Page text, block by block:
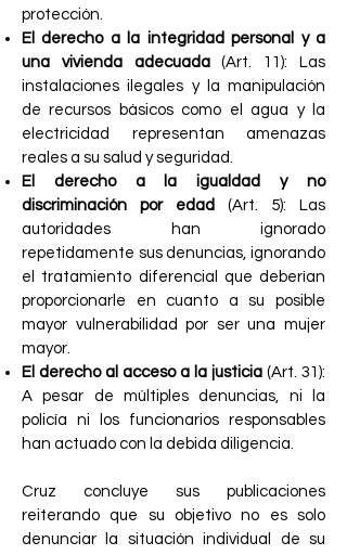
protección.
El derecho a la integridad personal y a
una vivienda adecuada(Art. 11): Las
instalaciones ilegales y la manipulación
de recursos básicos como el agua y la
electricidad representan amenazas
reales a su salud y seguridad.
El derecho a la igualdad y no
discriminación por edad
(Art. 5): Las
autoridades han ignorado
repetidamente sus denuncias, ignorando
el tratamiento diferencial que deberían
proporcionarle en cuanto a su posible
mayor vulnerabilidad por ser una mujer
mayor.
El derecho al acceso a la justicia (Art. 31):
A pesar de múltiples denuncias, ni la
policía ni los funcionarios responsables
han actuado con la debida diligencia.
Cruz concluye sus publicaciones
reiterando que su objetivo no es solo
denunciar la situación individual de su